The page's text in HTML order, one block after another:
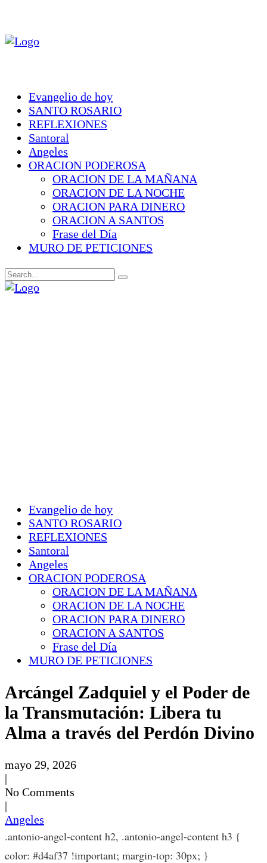
Evangelio de hoy
SANTO ROSARIO
REFLEXIONES
Santoral
Angeles
ORACION PODEROSA
ORACION DE LA MAÑANA
ORACION DE LA NOCHE
ORACION PARA DINERO
ORACION A SANTOS
Frase del Día
MURO DE PETICIONES
Evangelio de hoy
SANTO ROSARIO
REFLEXIONES
Santoral
Angeles
ORACION PODEROSA
ORACION DE LA MAÑANA
ORACION DE LA NOCHE
ORACION PARA DINERO
ORACION A SANTOS
Frase del Día
MURO DE PETICIONES
Arcángel Zadquiel y el Poder de
la Transmutación: Libera tu
Alma a través del Perdón Divino
mayo 29, 2026
|
No Comments
|
Angeles
.antonio-angel-content h2, .antonio-angel-content h3 {
color: #d4af37 !important; margin-top: 30px; }